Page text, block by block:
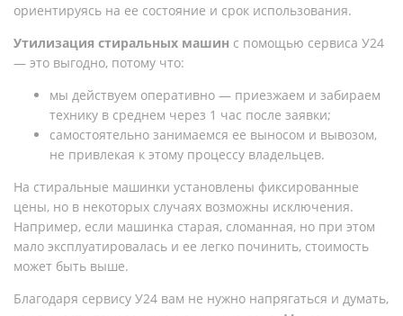
ориентируясь на ее состояние и срок использования.
Утилизация стиральных машин с помощью сервиса У24
— это выгодно, потому что:
мы действуем оперативно — приезжаем и забираем
технику в среднем через 1 час после заявки;
самостоятельно занимаемся ее выносом и вывозом,
не привлекая к этому процессу владельцев.
На стиральные машинки установлены фиксированные
цены, но в некоторых случаях возможны исключения.
Например, если машинка старая, сломанная, но при этом
мало эксплуатировалась и ее легко починить, стоимость
может быть выше.
Благодаря сервису У24 вам не нужно напрягаться и думать,